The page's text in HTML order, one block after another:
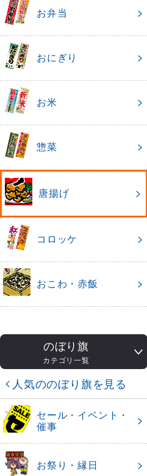
お弁当
おにぎり
お米
惣菜
唐揚げ
コロッケ
おこわ・赤飯
のぼり旗
カテゴリ一覧
人気ののぼり旗を見る
セール・イベント・
催事
お祭り・縁日